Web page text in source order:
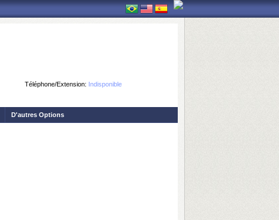
Téléphone/Extension: Indisponible
D'autres Options